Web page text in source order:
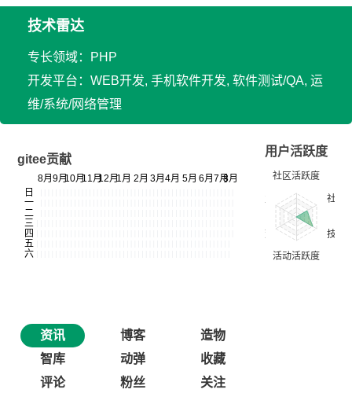
技术雷达
专长领域：PHP
开发平台：WEB开发, 手机软件开发, 软件测试/QA, 运
维/系统/网络管理
gitee贡献
用户活跃度
资讯 博客
造物
智库
动弹
收藏
评论
粉丝 关注